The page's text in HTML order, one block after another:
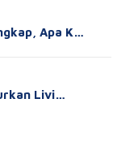
Apa K…
Livi…